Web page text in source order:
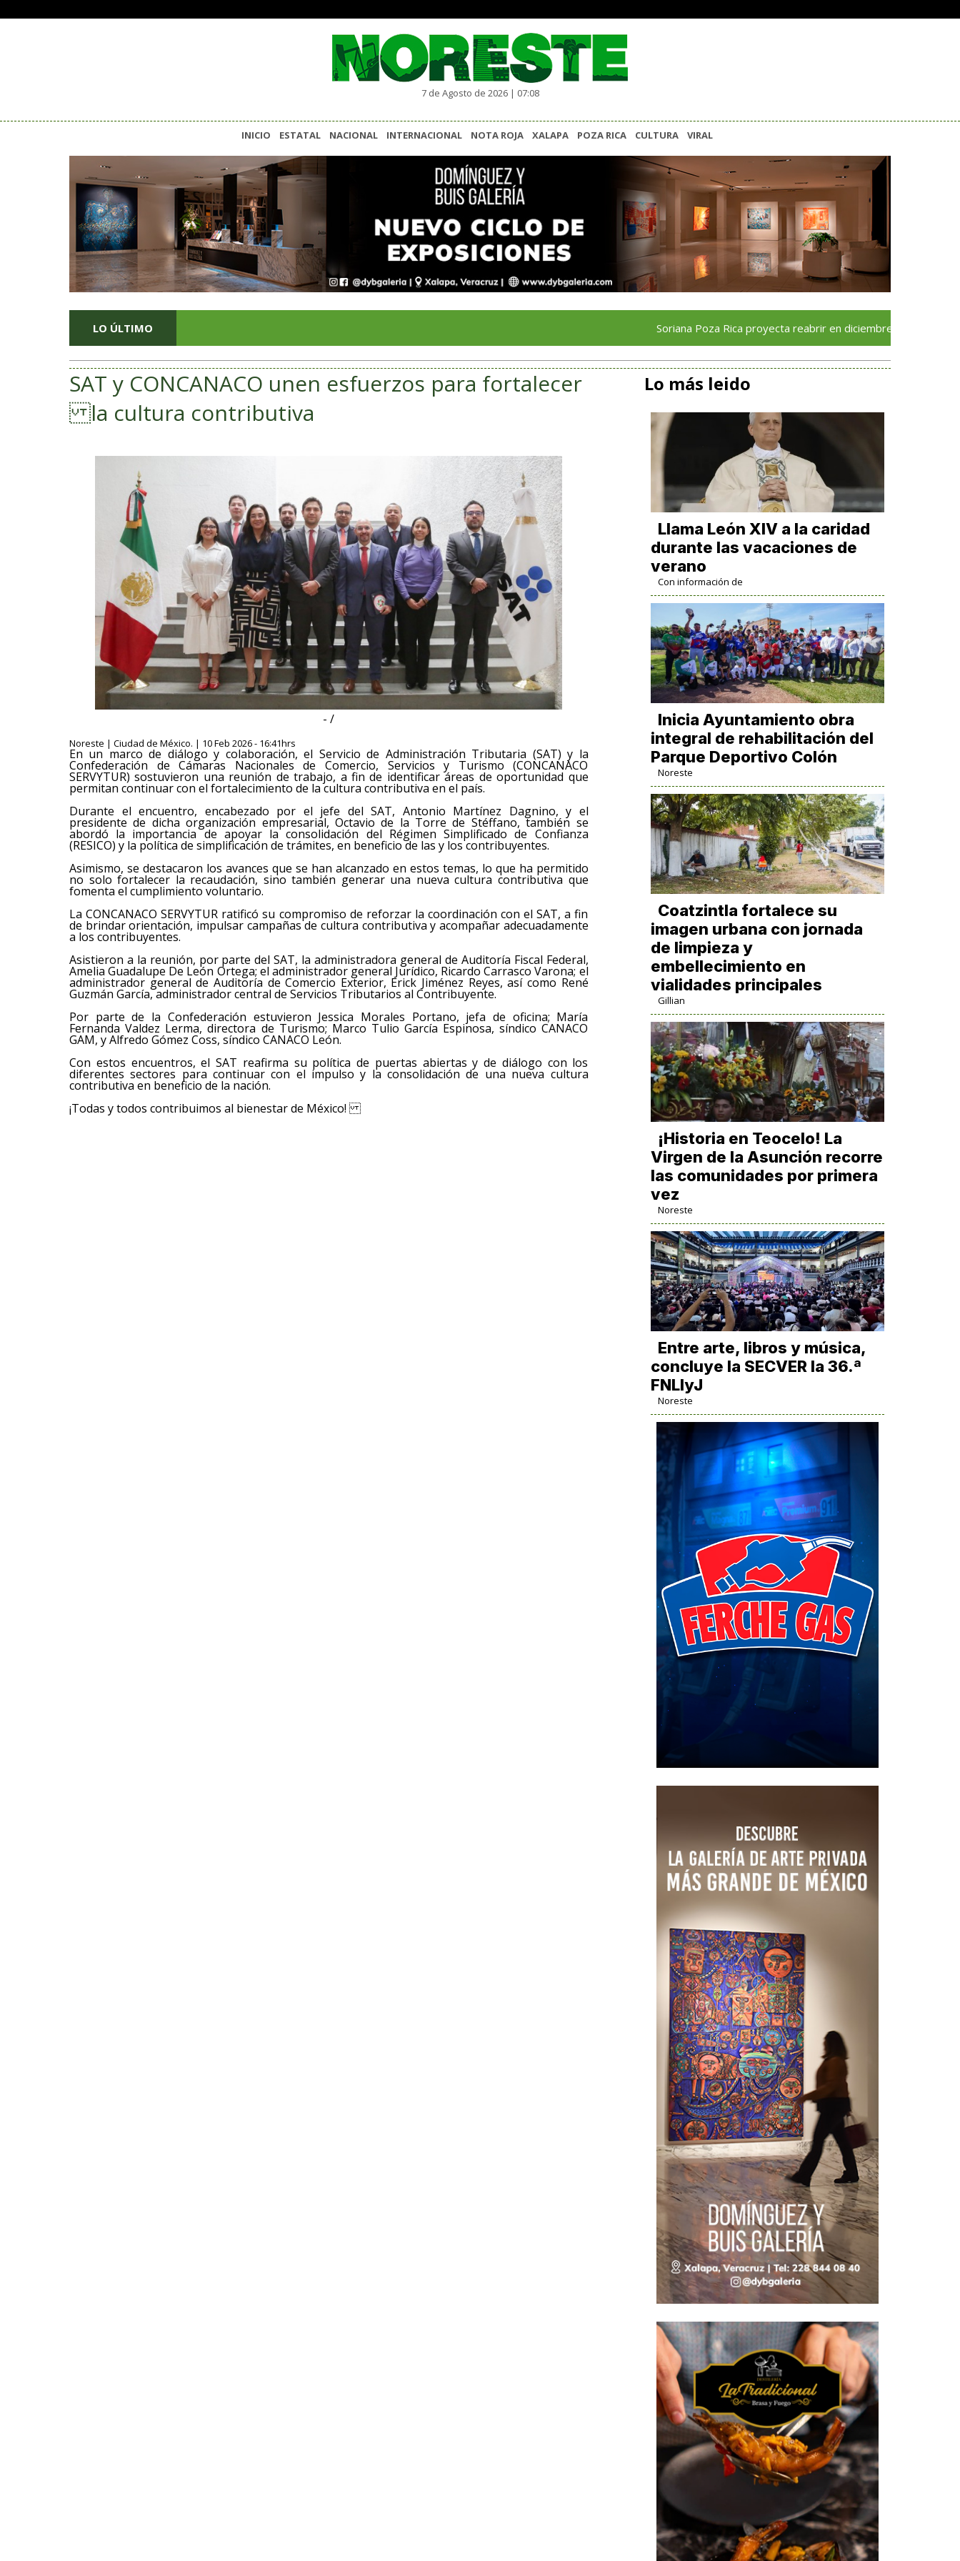
7 de Agosto de 2026 | 07:08
INICIO ESTATAL NACIONAL INTERNACIONAL NOTA ROJA XALAPA POZA RICA CULTURA VIRAL
LO ÚLTIMO Soriana Poza Rica proyecta reabrir en diciembre tras avance del 70 % en
SAT y CONCANACO unen esfuerzos para fortalecer
la cultura contributiva
- /
Noreste | Ciudad de México. | 10 Feb 2026 - 16:41hrs
En un marco de diálogo y colaboración, el Servicio de Administración Tributaria (SAT) y la
Confederación de Cámaras Nacionales de Comercio, Servicios y Turismo (CONCANACO
SERVYTUR) sostuvieron una reunión de trabajo, a fin de identificar áreas de oportunidad que
permitan continuar con el fortalecimiento de la cultura contributiva en el país.
Durante el encuentro, encabezado por el jefe del SAT, Antonio Martínez Dagnino, y el
presidente de dicha organización empresarial, Octavio de la Torre de Stéffano, también se
abordó la importancia de apoyar la consolidación del Régimen Simplificado de Confianza
(RESICO) y la política de simplificación de trámites, en beneficio de las y los contribuyentes.
Asimismo, se destacaron los avances que se han alcanzado en estos temas, lo que ha permitido
no solo fortalecer la recaudación, sino también generar una nueva cultura contributiva que
fomenta el cumplimiento voluntario.
La CONCANACO SERVYTUR ratificó su compromiso de reforzar la coordinación con el SAT, a fin
de brindar orientación, impulsar campañas de cultura contributiva y acompañar adecuadamente
a los contribuyentes.
Asistieron a la reunión, por parte del SAT, la administradora general de Auditoría Fiscal Federal,
Amelia Guadalupe De León Ortega; el administrador general Jurídico, Ricardo Carrasco Varona; el
administrador general de Auditoría de Comercio Exterior, Erick Jiménez Reyes, así como René
Guzmán García, administrador central de Servicios Tributarios al Contribuyente.
Por parte de la Confederación estuvieron Jessica Morales Portano, jefa de oficina; María
Fernanda Valdez Lerma, directora de Turismo; Marco Tulio García Espinosa, síndico CANACO
GAM, y Alfredo Gómez Coss, síndico CANACO León.
Con estos encuentros, el SAT reafirma su política de puertas abiertas y de diálogo con los
diferentes sectores para continuar con el impulso y la consolidación de una nueva cultura
contributiva en beneficio de la nación.
¡Todas y todos contribuimos al bienestar de México!
Lo más leido
Llama León XIV a la caridad
durante las vacaciones de
verano
Con información de
Inicia Ayuntamiento obra
integral de rehabilitación del
Parque Deportivo Colón
Noreste
Coatzintla fortalece su
imagen urbana con jornada
de limpieza y
embellecimiento en
vialidades principales
Gillian
​¡Historia en Teocelo! La
Virgen de la Asunción recorre
las comunidades por primera
vez
Noreste
Entre arte, libros y música,
concluye la SECVER la 36.ª
FNLIyJ
Noreste